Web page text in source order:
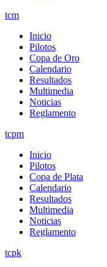
tcm
Inicio
Pilotos
Copa de Oro
Calendario
Resultados
Multimedia
Noticias
Reglamento
tcpm
Inicio
Pilotos
Copa de Plata
Calendario
Resultados
Multimedia
Noticias
Reglamento
tcpk